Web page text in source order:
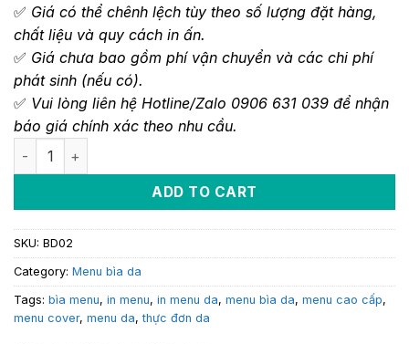
✅ Giá có thể chênh lệch tùy theo số lượng đặt hàng,
chất liệu và quy cách in ấn.
✅ Giá chưa bao gồm phí vận chuyển và các chi phí
phát sinh (nếu có).
✅ Vui lòng liên hệ Hotline/Zalo 0906 631 039 để nhận
báo giá chính xác theo nhu cầu.
ADD TO CART
SKU: BD02
Category: Menu bìa da
Tags: bìa menu, in menu, in menu da, menu bìa da, menu cao cấp,
menu cover, menu da,thực đơn da